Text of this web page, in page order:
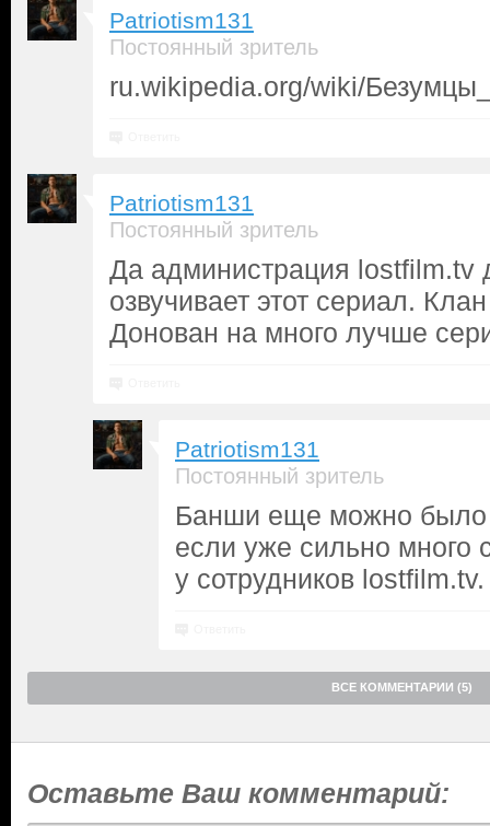
Patriotism131
Постоянный зритель
ru.wikipedia.org/wiki/
Patriotism131
Постоянный зритель
Да администрация lostfilm.tv
озвучивает этот сериал.
Донован на много лучше
Patriotism131
Постоянный зритель
Банши еще можно было
если уже сильно много
у сотрудников lostfilm.tv.
ВСЕ КОММЕНТАРИИ (5)
Оставьте Ваш комментарий: